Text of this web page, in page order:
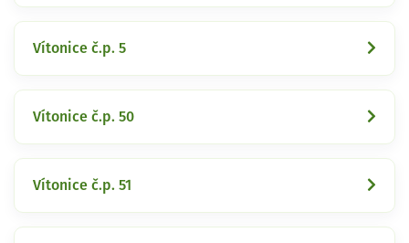
Vítonice č.p. 5
Vítonice č.p. 50
Vítonice č.p. 51